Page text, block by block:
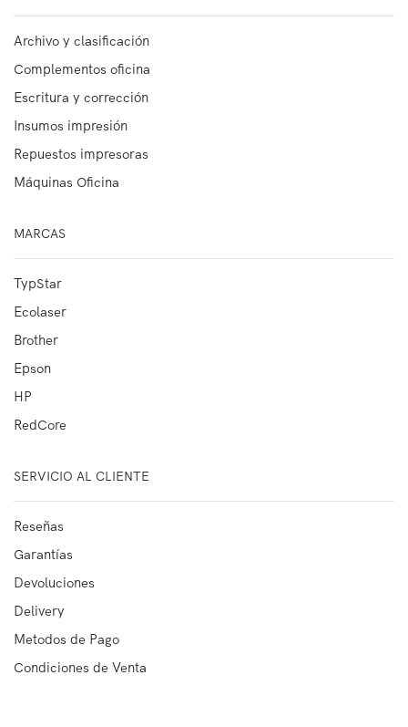
Archivo y clasificación
Complementos oficina
Escritura y corrección
Insumos impresión
Repuestos impresoras
Máquinas Oficina
MARCAS
TypStar
Ecolaser
Brother
Epson
HP
RedCore
SERVICIO AL CLIENTE
Reseñas
Garantías
Devoluciones
Delivery
Metodos de Pago
Condiciones de Venta